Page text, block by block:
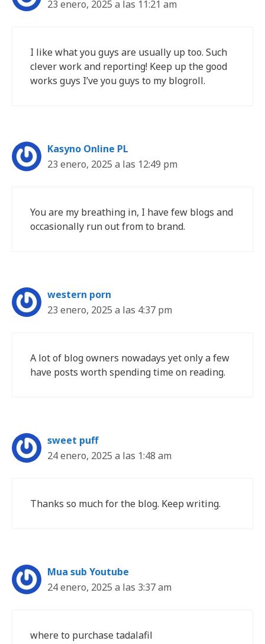
23 enero, 2025 a las 11:21 am
I like what you guys are usually up too. Such
clever work and reporting! Keep up the good
works guys I’ve you guys to my blogroll.
Kasyno Online PL
23 enero, 2025 a las 12:49 pm
You are my breathing in, I have few blogs and
occasionally run out from to brand.
western porn
23 enero, 2025 a las 4:37 pm
A lot of blog owners nowadays yet only a few
have posts worth spending time on reading.
sweet puff
24 enero, 2025 a las 1:48 am
Thanks so much for the blog. Keep writing.
Mua sub Youtube
24 enero, 2025 a las 3:37 am
where to purchase tadalafil